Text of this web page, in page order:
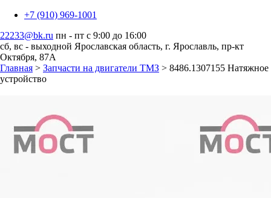
+7 (910) 969-1001
22233@bk.ru пн - пт с 9:00 до 16:00
сб, вс - выходной Ярославская область, г. Ярославль, пр-кт
Октября, 87А
Главная > Запчасти на двигатели ТМЗ > 8486.1307155 Натяжное
устройство